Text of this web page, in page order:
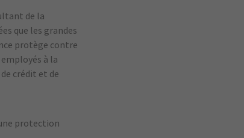
de la
que les grandes
protège contre
à la
crédit et de
protection